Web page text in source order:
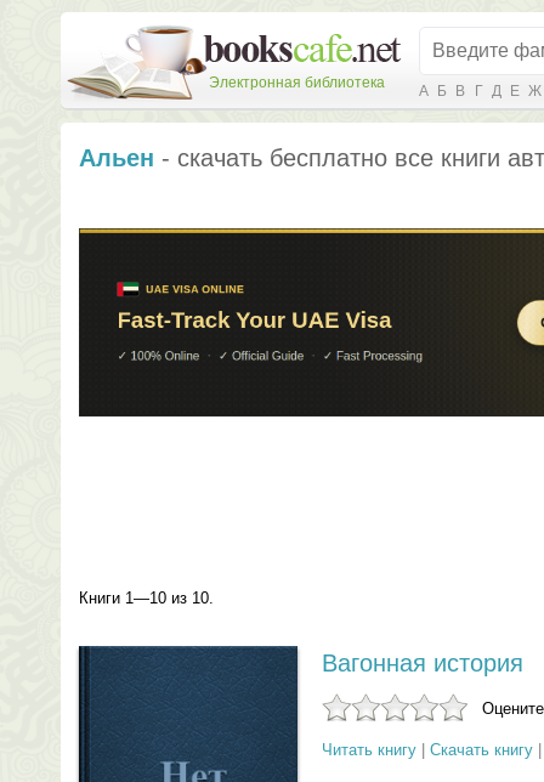
Электронная библиотека А Б В Г Д Е Ж
Альен - скачать бесплатно все книги
Книги 1—10 из 10.
Вагонная история
Читать книгу Скачать книгу